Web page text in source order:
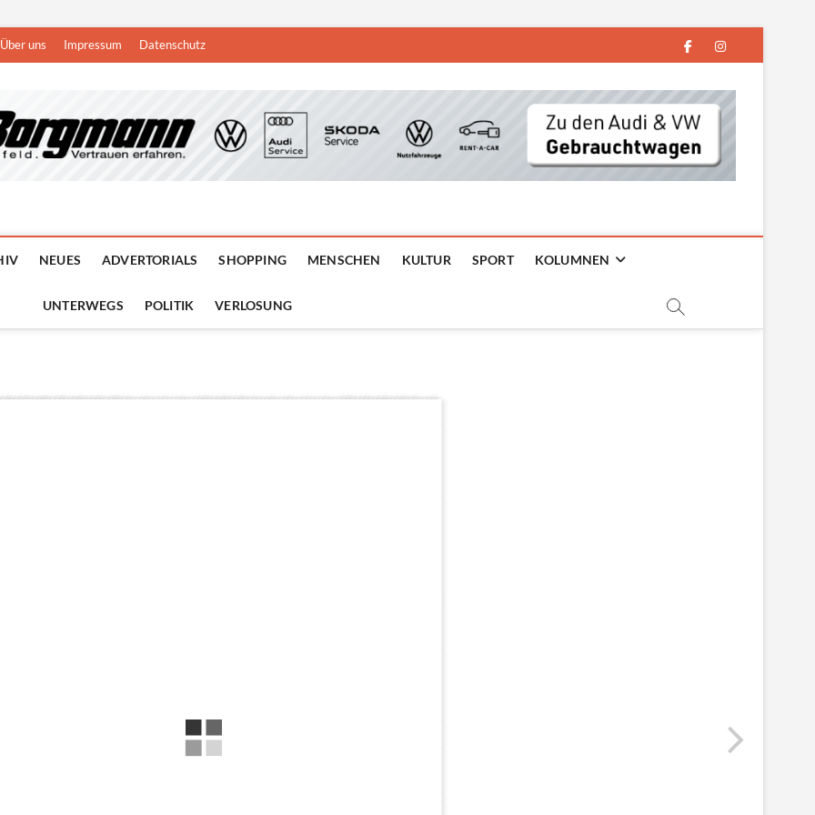
Über uns Impressum Datenschutz facebookinstagram
NIEDERRHEIN
NEUES ADVERTORIALS SHOPPING MENSCHEN KULTUR SPORT KOLUMNEN
UNTERWEGS POLITIK VERLOSUNG